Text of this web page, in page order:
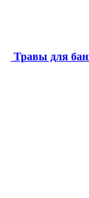
Травы для